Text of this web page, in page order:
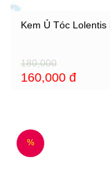
Kem Ủ Tóc
180,000
160,000 đ
%